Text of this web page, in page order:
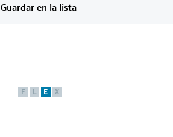
Guardar en la lista
F L E X